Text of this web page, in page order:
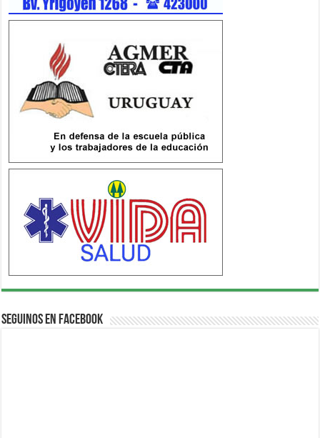
Seguinos en Facebook